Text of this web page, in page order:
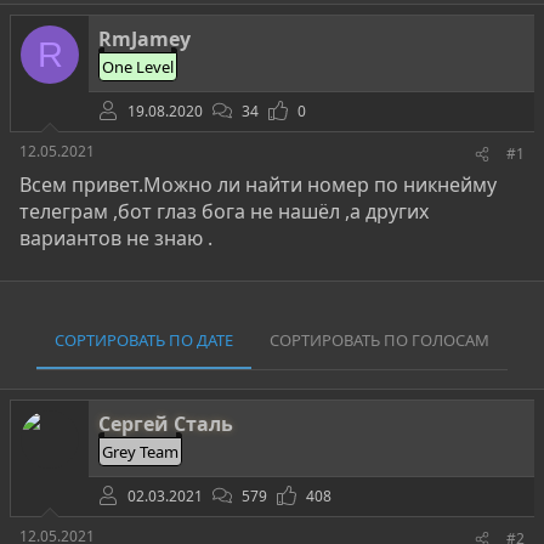
р
м
н
а
ч
а
л
а
R RmJamey
One Level
19.08.2020 34
0
12.05.2021
#1
Всем привет.Можно ли найти номер по никнейму
телеграм ,бот глаз бога не нашёл ,а других
вариантов не знаю .
СОРТИРОВАТЬ ПО ДАТЕ СОРТИРОВАТЬ ПО ГОЛОСАМ
Сергей Сталь
Grey Team
02.03.2021 579
408
12.05.2021
#2